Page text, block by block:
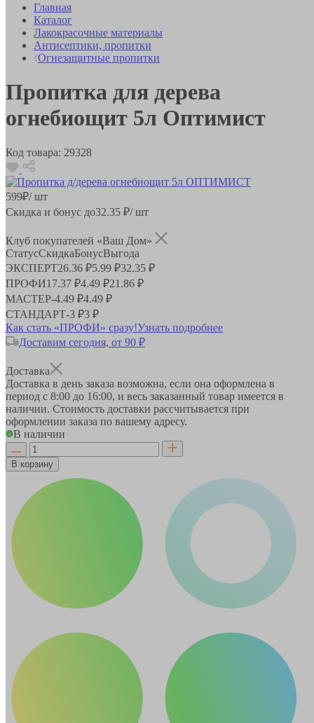
Главная
Каталог
Лакокрасочные материалы
Антисептики, пропитки
Огнезащитные пропитки
Пропитка для дерева
огнебиощит 5л Оптимист
Код товара: 29328
599₽/ шт
Скидка и бонус до32.35 ₽/ шт
Клуб покупателей «Ваш Дом»
СтатусСкидкаБонусВыгода
ЭКСПЕРТ26.36 ₽5.99 ₽32.35 ₽
ПРОФИ17.37 ₽4.49 ₽21.86 ₽
МАСТЕР-4.49 ₽4.49 ₽
СТАНДАРТ-3 ₽3 ₽
Как стать «ПРОФИ» сразу!Узнать подробнее
Доставим сегодня, от 90 ₽
Доставка
Доставка в день заказа возможна, если она оформлена в
период с 8:00 до 16:00, и весь заказанный товар имеется в
наличии. Стоимость доставки рассчитывается при
оформлении заказа по вашему адресу.
В наличии
В корзину